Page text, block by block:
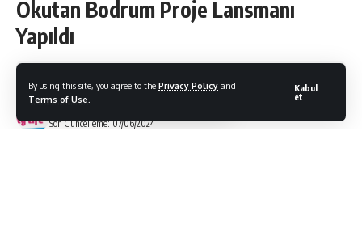
By using this site, you agree to the Privacy Policy and
Terms of Use
Kabul
et
Okutan Bodrum Proje Lansmanı
Yapıldı
Son Güncelleme: 07/06/2024
Bodrum Citylife